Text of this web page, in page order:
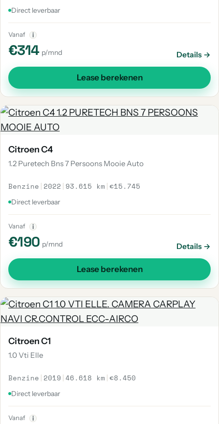
Direct leverbaar
Vanaf i
€314 p/mnd Details →
Lease berekenen
Citroen C4
1.2 Puretech Bns 7 Persoons Mooie Auto
Benzine | 2022 | 93.615 km |€15.745
Direct leverbaar
Vanaf i
€190 p/mnd Details →
Lease berekenen
Citroen C1
1.0 Vti Elle
Benzine | 2019 |46.618 km |€8.450
Direct leverbaar
Vanaf i